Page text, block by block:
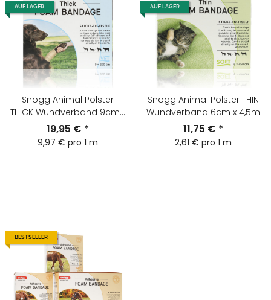
AUF LAGER
Snögg Animal Polster
THICK Wundverband 9cm x
2m
19,95 € *
9,97 € pro 1 m
AUF LAGER
Snögg Animal Polster THIN
Wundverband 6cm x 4,5m
11,75 € *
2,61 € pro 1 m
BESTSELLER